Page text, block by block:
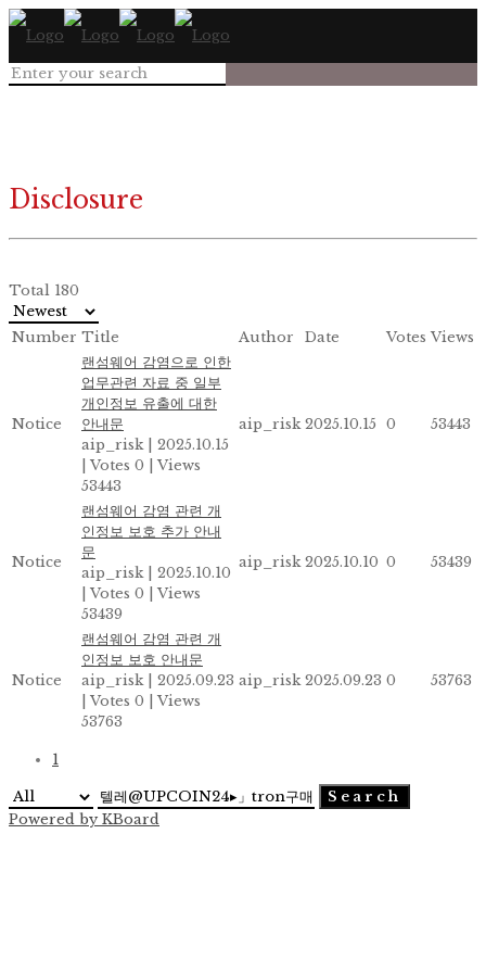
Disclosure
Total 180
Number Title Author Date Votes Views
Notice
랜섬웨어 감염으로 인한
업무관련 자료 중 일부
개인정보 유출에 대한
안내문
aip_risk
2025.10.15
Votes 0
Views
53443
aip_risk 2025.10.15 0 53443
Notice
랜섬웨어 감염 관련 개
인정보 보호 추가 안내
문
aip_risk
2025.10.10
Votes 0
Views
53439
aip_risk 2025.10.10 0 53439
Notice
랜섬웨어 감염 관련 개
인정보 보호 안내문
aip_risk
2025.09.23
Votes 0
Views
53763
aip_risk 2025.09.23 0 53763
1
Search
Powered by KBoard